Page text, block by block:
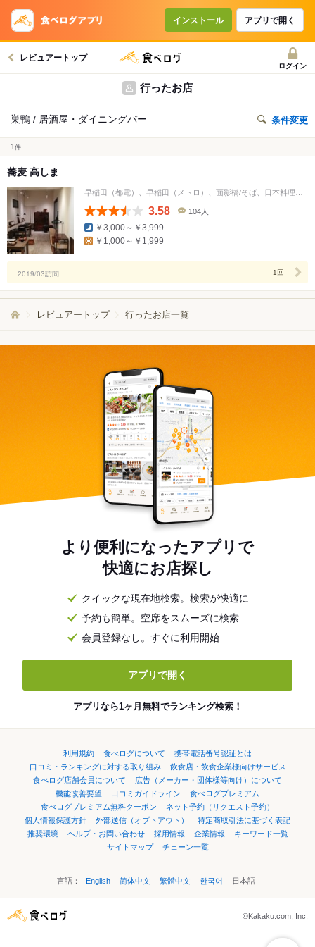
インストール アプリで開く
レビュアートップ
ログイン
行ったお店
巣鴨 / 居酒屋・ダイニングバー 条件変更
1 件
蕎麦 高しま
3.58
数
104人
￥3,000～￥3,999
￥1,000～￥1,999
2019/03訪問 1回
レビュアートップ 行ったお店一覧
より便利になったアプリで
快適にお店探し
クイックな現在地検索。検索が快適に
予約も簡単。空席をスムーズに検索
会員登録なし。すぐに利用開始
アプリで開く
アプリなら1ヶ月無料でランキング検索！
利用規約 食べログについて
携帯電話番号認証とは
口コミ・ランキングに対する取り組み
飲食店・飲食企業様向けサービス
食べログ店舗会員について
広告（メーカー・団体様等向け）について
機能改善要望
口コミガイドライン
食べログプレミアム
食べログプレミアム無料クーポン
ネット予約（リクエスト予約）
個人情報保護方針
外部送信（オプトアウト）
特定商取引法に基づく表記
推奨環境
ヘルプ・お問い合わせ 採用情報 企業情報
キーワード一覧
サイトマップ
チェーン一覧
言語： English 简体中文 繁體中文 한국어 日本語
©Kakaku.com, Inc.